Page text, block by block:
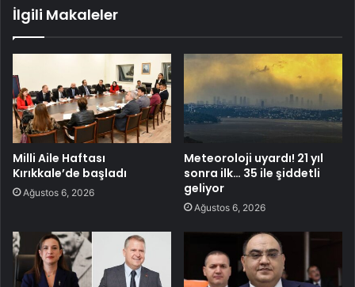
İlgili Makaleler
Milli Aile Haftası
Kırıkkale’de başladı
Ağustos 6, 2026
Meteoroloji uyardı! 21 yıl
sonra ilk… 35 ile şiddetli
geliyor
Ağustos 6, 2026